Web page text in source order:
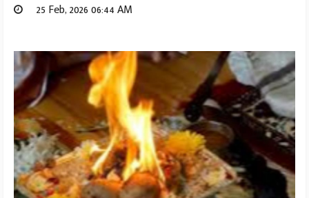
25 Feb, 2026 06:44 AM